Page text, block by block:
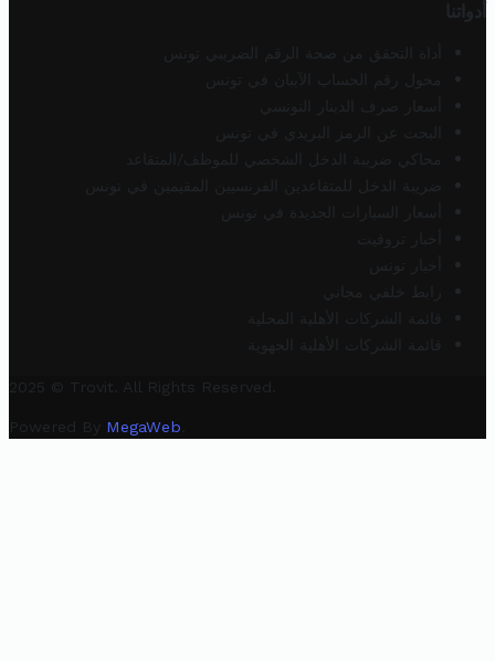
أدواتنا
أداة التحقق من صحة الرقم الضريبي تونس
محول رقم الحساب الآيبان في تونس
أسعار صرف الدينار التونسي
البحث عن الرمز البريدي في تونس
محاكي ضريبة الدخل الشخصي للموظف/المتقاعد
ضريبة الدخل للمتقاعدين الفرنسيين المقيمين في تونس
أسعار السيارات الجديدة في تونس
أخبار تروفيت
أخبار تونس
رابط خلفي مجاني
قائمة الشركات الأهلية المحلية
قائمة الشركات الأهلية الجهوية
2025 © Trovit. All Rights Reserved.
Powered By MegaWeb